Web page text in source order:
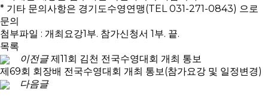
* 기타 문의사항은 경기도수영연맹(TEL 031-271-0843) 으로
문의
첨부파일 : 개최요강1부. 참가신청서 1부. 끝.
목록
이전글 제11회 김천 전국수영대회 개최 통보
제69회 회장배 전국수영대회 개최 통보(참가요강 및 일정변경)
다음글